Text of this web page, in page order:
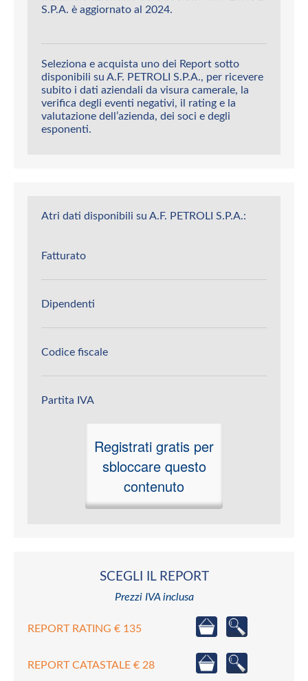
S.P.A. è aggiornato al 2024.
Seleziona e acquista uno dei Report sotto
disponibili su A.F. PETROLI S.P.A., per ricevere
subito i dati aziendali da visura camerale, la
verifica degli eventi negativi, il rating e la
valutazione dell’azienda, dei soci e degli
esponenti.
Atri dati disponibili su A.F. PETROLI S.P.A.:
Fatturato
Dipendenti
Codice fiscale
Partita IVA
Registrati gratis per
sbloccare questo
contenuto
SCEGLI IL REPORT
Prezzi IVA inclusa
REPORT RATING € 135
REPORT CATASTALE € 28